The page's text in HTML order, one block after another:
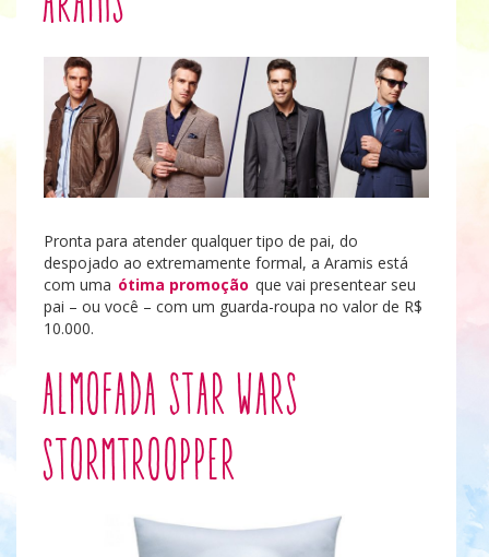
Pronta para atender qualquer tipo de pai, do
despojado ao extremamente formal, a Aramis está
com uma ótima promoção que vai presentear seu
pai – ou você – com um guarda-roupa no valor de R$
10.000.
Almofada Star Wars
Stormtroopper